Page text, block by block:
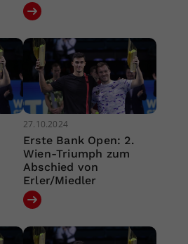
27.10.2024
Erste Bank Open: 2.
Wien-Triumph zum
Abschied von
Erler/Miedler